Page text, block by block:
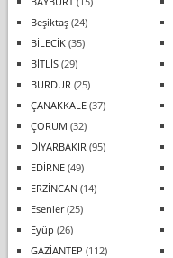
Beşiktaş(24)
BİLECİK(35)
BİTLİS(29)
BURDUR (25)
ÇANAKKALE(37)
ÇORUM (32)
DİYARBAKIR (95)
EDİRNE(49)
ERZİNCAN(14)
Esenler(25)
Eyüp (26)
GAZİANTEP (112)